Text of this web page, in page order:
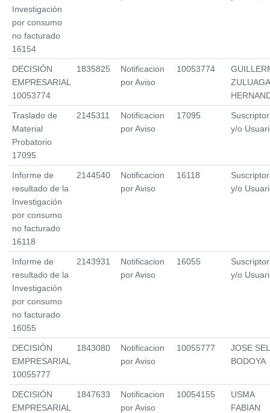
Investigación
por consumo
no facturado
16154
DECISIÓN
EMPRESARIAL
10053774
1835825
Notificacion
por Aviso
10053774
ZULUAGA
Traslado de
Material
Probatorio
17095
2145311
Notificacion
por Aviso
17095
Suscriptor
y/o
Informe de
resultado de la
Investigación
por consumo
no facturado
16118
2144540
Notificacion
por Aviso
16118
Suscriptor
y/o
Informe de
resultado de la
Investigación
por consumo
no facturado
16055
2143931
Notificacion
por Aviso
16055
Suscriptor
y/o
DECISIÓN
EMPRESARIAL
10055777
1843080
Notificacion
por Aviso
10055777
JOSE
BODOYA
DECISIÓN
EMPRESARIAL
1847633
Notificacion
por Aviso
10054155
USMA
FABIAN